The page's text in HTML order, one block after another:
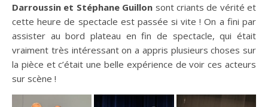
Darroussin et Stéphane Guillon sont criants de vérité et
cette heure de spectacle est passée si vite ! On a fini par
assister au bord plateau en fin de spectacle, qui était
vraiment très intéressant on a appris plusieurs choses sur
la pièce et c’était une belle expérience de voir ces acteurs
sur scène !